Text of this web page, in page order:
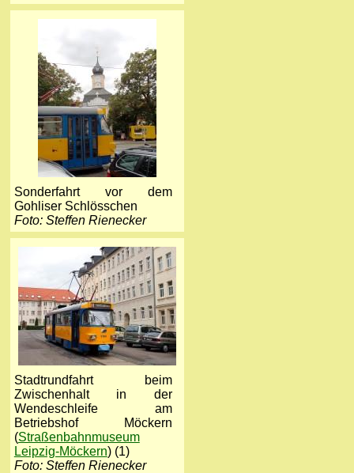
Sonderfahrt vor dem
Gohliser Schlösschen
Foto: Steffen Rienecker
Stadtrundfahrt beim
Zwischenhalt in der
Wendeschleife am
Betriebshof Möckern
(Straßenbahnmuseum
Leipzig-Möckern) (1)
Foto: Steffen Rienecker